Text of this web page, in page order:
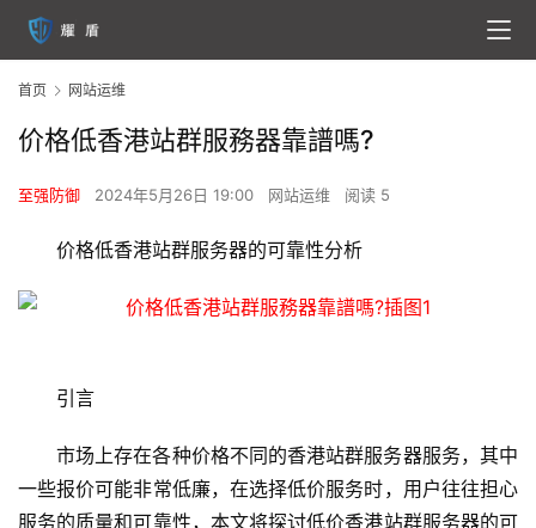
首页 网站运维
价格低香港站群服務器靠譜嗎?
至强防御 2024年5月26日 19:00 网站运维 阅读 5
价格低香港站群服务器的可靠性分析
引言
市场上存在各种价格不同的香港站群服务器服务，其中
一些报价可能非常低廉，在选择低价服务时，用户往往担心
服务的质量和可靠性，本文将探讨低价香港站群服务器的可